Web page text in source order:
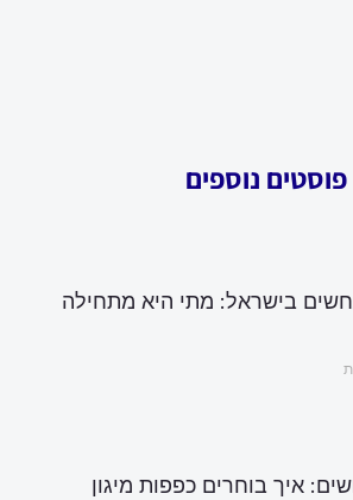
פוסטים נוספים
בישראל: מתי היא מתחילה
איך בוחרים כפפות מיגון